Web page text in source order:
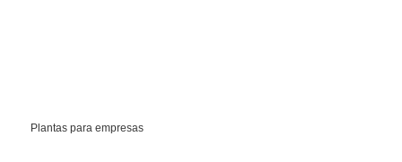
Plantas para empresas